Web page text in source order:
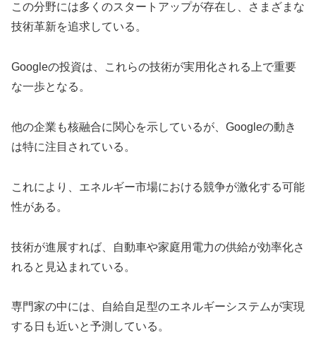
この分野には多くのスタートアップが存在し、さまざまな
技術革新を追求している。
Googleの投資は、これらの技術が実用化される上で重要
な一歩となる。
他の企業も核融合に関心を示しているが、Googleの動き
は特に注目されている。
これにより、エネルギー市場における競争が激化する可能
性がある。
技術が進展すれば、自動車や家庭用電力の供給が効率化さ
れると見込まれている。
専門家の中には、自給自足型のエネルギーシステムが実現
する日も近いと予測している。